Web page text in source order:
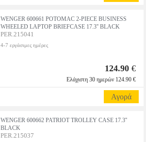
WENGER 600661 POTOMAC 2-PIECE BUSINESS
WHEELED LAPTOP BRIEFCASE 17.3'' BLACK
PER.215041
4-7 εργάσιμες ημέρες
124.90 €
Ελάχιστη 30 ημερών 124.90 €
Αγορά
WENGER 600662 PATRIOT TROLLEY CASE 17.3''
BLACK
PER.215037